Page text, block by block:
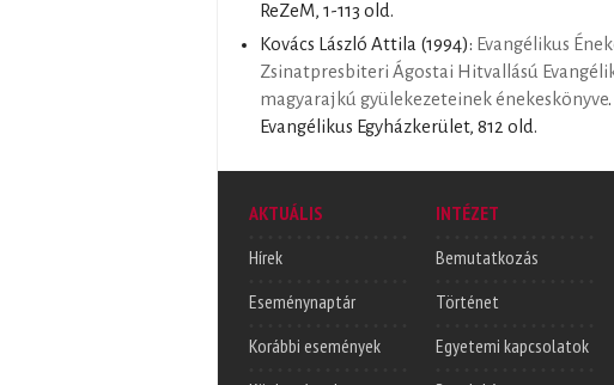
ReZeM, 1-113 old.
Kovács László Attila (1994): Evangélikus
Zsinatpresbiteri Ágostai Hitvallású
magyarajkú gyülekezeteinek énekeskönyve
Evangélikus Egyházkerület, 812 old.
AKTUÁLIS
Hírek
Eseménynaptár
Korábbi események
INTÉZET
Bemutatkozás
Történet
Egyetemi kapcsolatok